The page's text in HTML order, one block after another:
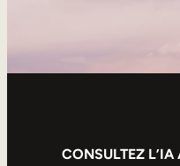
CONSULTEZ L’IA